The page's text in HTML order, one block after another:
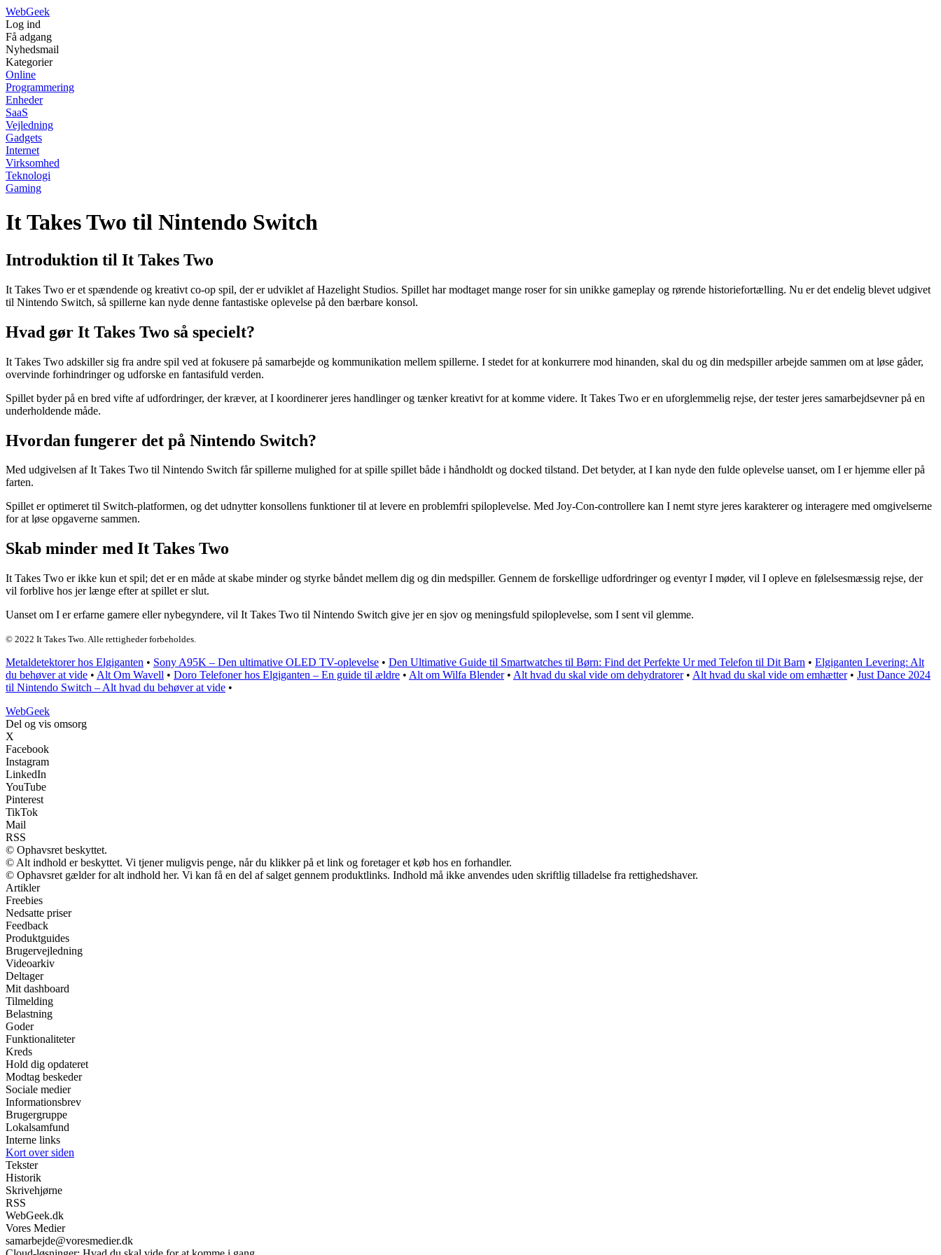
WebGeek
Log ind
Få adgang
Nyhedsmail
Kategorier
Online
Programmering
Enheder
SaaS
Vejledning
Gadgets
Internet
Virksomhed
Teknologi
Gaming
It Takes Two til Nintendo Switch
Introduktion til It Takes Two
It Takes Two er et spændende og kreativt co-op spil, der er udviklet af Hazelight Studios. Spillet har modtaget mange roser for sin unikke gameplay og rørende historiefortælling. Nu er det endelig blevet udgivet
til Nintendo Switch, så spillerne kan nyde denne fantastiske oplevelse på den bærbare konsol.
Hvad gør It Takes Two så specielt?
It Takes Two adskiller sig fra andre spil ved at fokusere på samarbejde og kommunikation mellem spillerne. I stedet for at konkurrere mod hinanden, skal du og din medspiller arbejde sammen om at løse gåder,
overvinde forhindringer og udforske en fantasifuld verden.
Spillet byder på en bred vifte af udfordringer, der kræver, at I koordinerer jeres handlinger og tænker kreativt for at komme videre. It Takes Two er en uforglemmelig rejse, der tester jeres samarbejdsevner på en
underholdende måde.
Hvordan fungerer det på Nintendo Switch?
Med udgivelsen af It Takes Two til Nintendo Switch får spillerne mulighed for at spille spillet både i håndholdt og docked tilstand. Det betyder, at I kan nyde den fulde oplevelse uanset, om I er hjemme eller på
farten.
Spillet er optimeret til Switch-platformen, og det udnytter konsollens funktioner til at levere en problemfri spiloplevelse. Med Joy-Con-controllere kan I nemt styre jeres karakterer og interagere med omgivelserne
for at løse opgaverne sammen.
Skab minder med It Takes Two
It Takes Two er ikke kun et spil; det er en måde at skabe minder og styrke båndet mellem dig og din medspiller. Gennem de forskellige udfordringer og eventyr I møder, vil I opleve en følelsesmæssig rejse, der
vil forblive hos jer længe efter at spillet er slut.
Uanset om I er erfarne gamere eller nybegyndere, vil It Takes Two til Nintendo Switch give jer en sjov og meningsfuld spiloplevelse, som I sent vil glemme.
© 2022 It Takes Two. Alle rettigheder forbeholdes.
Metaldetektorer hos Elgiganten • Sony A95K – Den ultimative OLED TV-oplevelse • Den Ultimative Guide til Smartwatches til Børn: Find det Perfekte Ur med Telefon til Dit Barn • Elgiganten Levering: Alt
du behøver at vide • Alt Om Wavell • Doro Telefoner hos Elgiganten – En guide til ældre • Alt om Wilfa Blender• Alt hvad du skal vide om dehydratorer• Alt hvad du skal vide om emhætter• Just Dance 2024
til Nintendo Switch – Alt hvad du behøver at vide •
WebGeek
Del og vis omsorg
X
Facebook
Instagram
LinkedIn
YouTube
Pinterest
TikTok
Mail
RSS
© Ophavsret beskyttet.
© Alt indhold er beskyttet. Vi tjener muligvis penge, når du klikker på et link og foretager et køb hos en forhandler.
© Ophavsret gælder for alt indhold her. Vi kan få en del af salget gennem produktlinks. Indhold må ikke anvendes uden skriftlig tilladelse fra rettighedshaver.
Artikler
Freebies
Nedsatte priser
Feedback
Produktguides
Brugervejledning
Videoarkiv
Deltager
Mit dashboard
Tilmelding
Belastning
Goder
Funktionaliteter
Kreds
Hold dig opdateret
Modtag beskeder
Sociale medier
Informationsbrev
Brugergruppe
Lokalsamfund
Interne links
Kort over siden
Tekster
Historik
Skrivehjørne
RSS
WebGeek.dk
Vores Medier
samarbejde@voresmedier.dk